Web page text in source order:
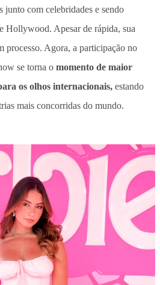
junto com celebridades e sendo
Hollywood. Apesar de rápida, sua
processo. Agora, a participação no
se torna o momento de maior
os olhos internacionais, estando
mais concorridas do mundo.